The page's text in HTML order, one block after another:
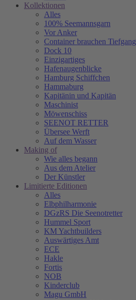
Kollektionen
Alles
100% Seemannsgarn
Vor Anker
Container brauchen Tiefgang
Dock 10
Einzigartiges
Hafenaugen­blicke
Hamburg Schiffchen
Hammaburg
Kapitänin und Kapitän
Maschinist
Möwenschiss
SEENOT RETTER
Übersee Werft
Auf dem Wasser
Making of
Wie alles begann
Aus dem Atelier
Der Künstler
Limitierte Editionen
Alles
Elbphilharmonie
DGzRS Die Seenotretter
Hummel Sport
KM Yachtbuilders
Auswärtiges Amt
ECE
Hakle
Fortis
NOB
Kinderclub
Magu GmbH